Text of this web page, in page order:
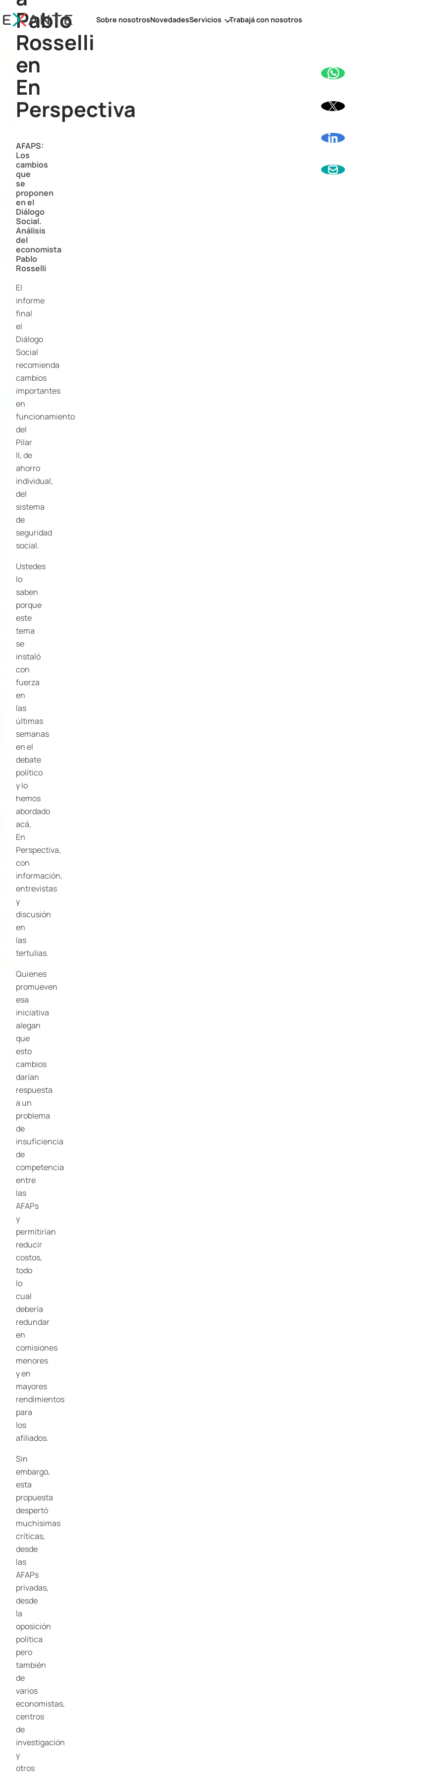
Sobre nosotrosNovedadesServicios Trabajá con nosotros
Pablo
Rosselli
en
En
Perspectiva
AFAPS:
Los
cambios
que
se
proponen
en el
Diálogo
Social.
Análisis
del
economista
Pablo
Rosselli
El
informe
final
el
Diálogo
Social
recomienda
cambios
importantes
en
funcionamiento
del
Pilar
II, de
ahorro
individual,
del
sistema
de
seguridad
social.
Ustedes
lo
saben
porque
este
tema
se
instaló
con
fuerza
en
las
últimas
semanas
en el
debate
político
y lo
hemos
abordado
acá,
En
Perspectiva,
con
información,
entrevistas
y
discusión
en
las
tertulias.
Quienes
promueven
esa
iniciativa
alegan
que
esto
cambios
darían
respuesta
a un
problema
de
insuficiencia
de
competencia
entre
las
AFAPs
y
permitirían
reducir
costos,
todo
lo
cual
debería
redundar
en
comisiones
menores
y en
mayores
rendimientos
para
los
afiliados.
Sin
embargo,
esta
propuesta
despertó
muchísimas
críticas,
desde
las
AFAPs
privadas,
desde
la
oposición
política
pero
también
de
varios
economistas,
centros
de
investigación
y
otros